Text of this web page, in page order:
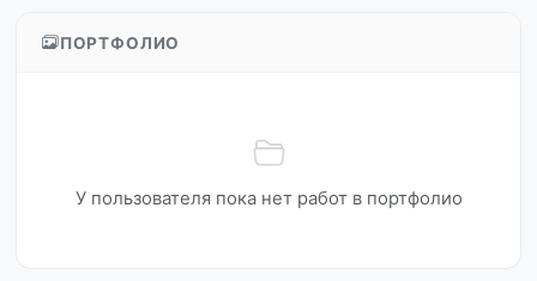
ПОРТФОЛИО
У пользователя пока нет работ в портфолио